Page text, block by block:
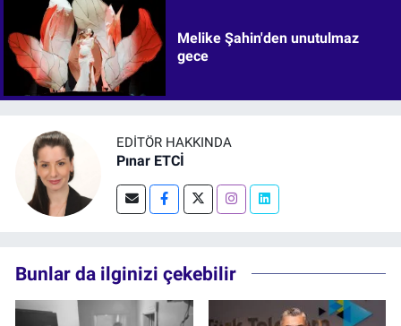
Melike Şahin'den unutulmaz
gece
EDITÖR HAKKINDA
Pınar ETCİ
Bunlar da ilginizi çekebilir